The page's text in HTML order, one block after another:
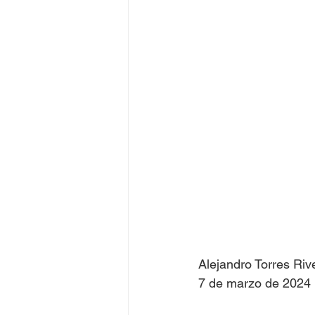
Alejandro Torres
7 de marzo de 2024